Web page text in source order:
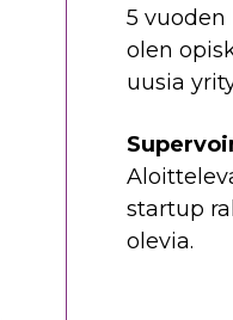
5
olen
uusia
startup
olevia.